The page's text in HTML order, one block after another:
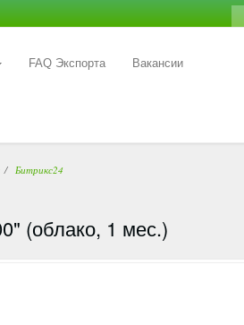
FAQ Экспорта Вакансии
Битрикс24
(облако, 1 мес.)